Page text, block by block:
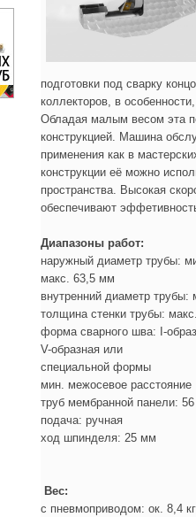
подготовки под сварку
коллекторов, в
Обладая малым весом эта
конструкцией. Машина
применения как в
конструкции её можно
пространства. Высокая
обеспечивают
Диапазоны работ:
наружный диаметр трубы:
макс. 63,5 мм
внутренний диаметр
толщина стенки трубы:
форма сварного шва: I-
V-образная или
специальной формы
мин. межосевое расстояние
труб мембранной панели:
подача: ручная
ход шпинделя: 25 мм
Вес:
с пневмоприводом: ок. 8,4 кг